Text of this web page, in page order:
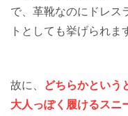
で、革靴なのにドレス
トとしても挙げられま
故に、 どちらかという
大人っぽく履けるスニ